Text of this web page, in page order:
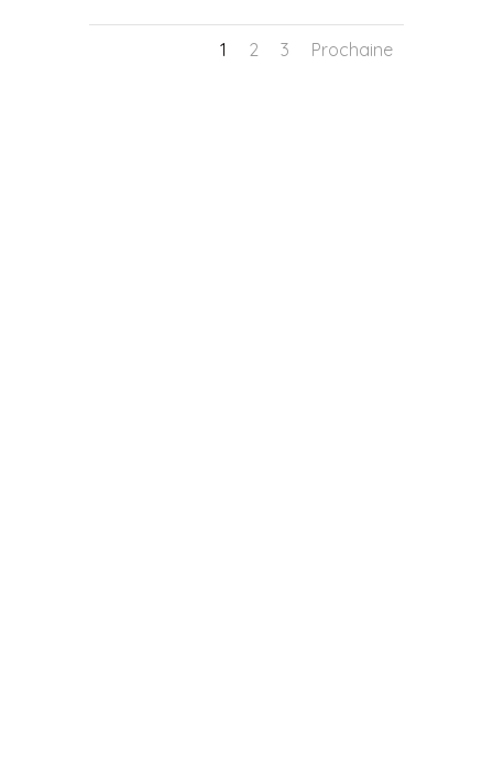
1 2 3 Prochaine